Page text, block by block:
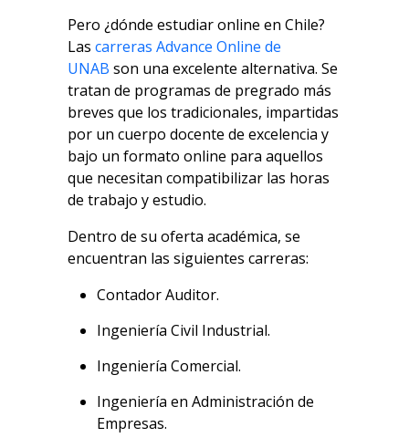
Pero ¿dónde estudiar online en Chile?
Las carreras Advance Online de
UNAB son una excelente alternativa. Se
tratan de programas de pregrado más
breves que los tradicionales, impartidas
por un cuerpo docente de excelencia y
bajo un formato online para aquellos
que necesitan compatibilizar las horas
de trabajo y estudio.
Dentro de su oferta académica, se
encuentran las siguientes carreras:
Contador Auditor.
Ingeniería Civil Industrial.
Ingeniería Comercial.
Ingeniería en Administración de
Empresas.